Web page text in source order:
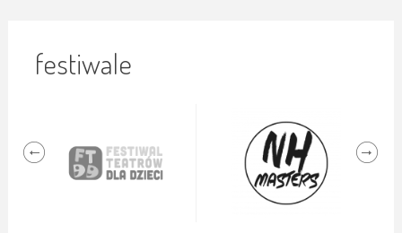
festiwale